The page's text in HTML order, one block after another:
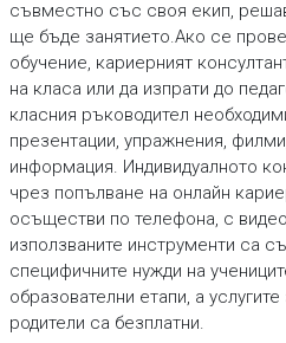
съвместно със своя екип,
ще бъде занятието.Ако се
обучение, кариерният
на класа или да изпрати до
класния ръководител
презентации, упражнения,
информация. Индивидуалното
чрез попълване на онлайн
осъществи по телефона, с
използваните инструменти са
специфичните нужди на
образователни етапи, а
родители са безплатни.